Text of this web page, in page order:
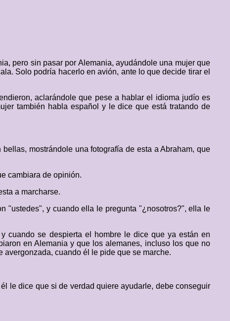
pero sin pasar por Alemania, ayudándole una mujer que
Solo podría hacerlo en avión, ante lo que decide tirar el
aclarándole que pese a hablar el idioma judío es
también habla español y le dice que está tratando de
mostrándole una fotografía de esta a Abraham, que
cambiara de opinión.
a marcharse.
"ustedes", y cuando ella le pregunta "¿nosotros?", ella le
cuando se despierta el hombre le dice que ya están en
en Alemania y que los alemanes, incluso los que no
cuando él le pide que se marche.
le dice que si de verdad quiere ayudarle, debe conseguir